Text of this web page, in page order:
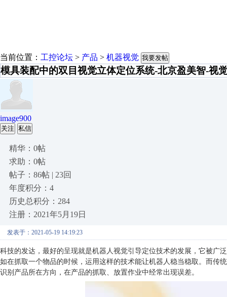
当前位置： 工控论坛 > 产品 > 机器视觉 我要发帖
模具装配中的双目视觉立体定位系统-北京盈美智-视
image900
关注 私信
精华：0帖
求助：0帖
帖子：86帖 | 23回
年度积分：4
历史总积分：284
注册：2021年5月19日
发表于：2021-05-19 14:19:23
科技的发达，最好的呈现就是机器人视觉引导定位技术的发展，它被广
如在抓取一个物品的时候，运用这样的技术能让机器人稳当稳取。而传
识别产品所在方向，在产品的抓取、放置作业中经常出现误差。